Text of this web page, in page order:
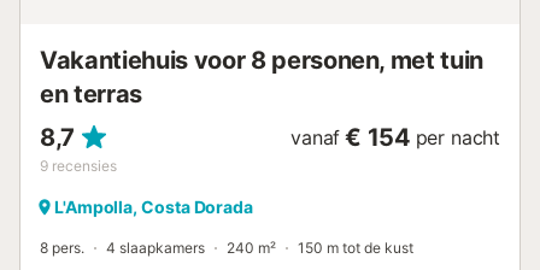
Vakantiehuis voor 8 personen, met tuin
en terras
8,7
9 recensies
vanaf € 154 per nacht
L'Ampolla, Costa Dorada
8 pers. 4 slaapkamers 240 m² 150 m tot de kust